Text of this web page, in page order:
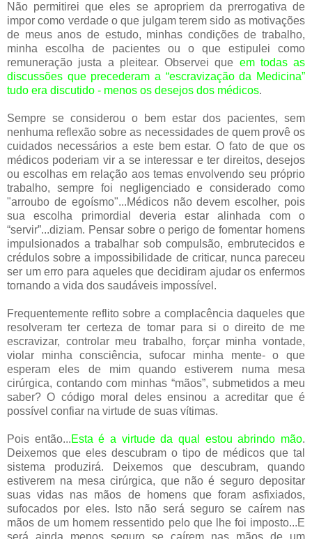
Não permitirei que eles se apropriem da prerrogativa de
impor como verdade o que julgam terem sido as motivações
de meus anos de estudo, minhas condições de trabalho,
minha escolha de pacientes ou o que estipulei como
remuneração justa a pleitear. Observei que em todas as
discussões que precederam a “escravização da Medicina”
tudo era discutido - menos os desejos dos médicos.
Sempre se considerou o bem estar dos pacientes, sem
nenhuma reflexão sobre as necessidades de quem provê os
cuidados necessários a este bem estar. O fato de que os
médicos poderiam vir a se interessar e ter direitos, desejos
ou escolhas em relação aos temas envolvendo seu próprio
trabalho, sempre foi negligenciado e considerado como
"arroubo de egoísmo"...Médicos não devem escolher, pois
sua escolha primordial deveria estar alinhada com o
“servir”...diziam. Pensar sobre o perigo de fomentar homens
impulsionados a trabalhar sob compulsão, embrutecidos e
crédulos sobre a impossibilidade de criticar, nunca pareceu
ser um erro para aqueles que decidiram ajudar os enfermos
tornando a vida dos saudáveis impossível.
Frequentemente reflito sobre a complacência daqueles que
resolveram ter certeza de tomar para si o direito de me
escravizar, controlar meu trabalho, forçar minha vontade,
violar minha consciência, sufocar minha mente- o que
esperam eles de mim quando estiverem numa mesa
cirúrgica, contando com minhas “mãos”, submetidos a meu
saber? O código moral deles ensinou a acreditar que é
possível confiar na virtude de suas vítimas.
Pois então...Esta é a virtude da qual estou abrindo mão.
Deixemos que eles descubram o tipo de médicos que tal
sistema produzirá. Deixemos que descubram, quando
estiverem na mesa cirúrgica, que não é seguro depositar
suas vidas nas mãos de homens que foram asfixiados,
sufocados por eles. Isto não será seguro se caírem nas
mãos de um homem ressentido pelo que lhe foi imposto...E